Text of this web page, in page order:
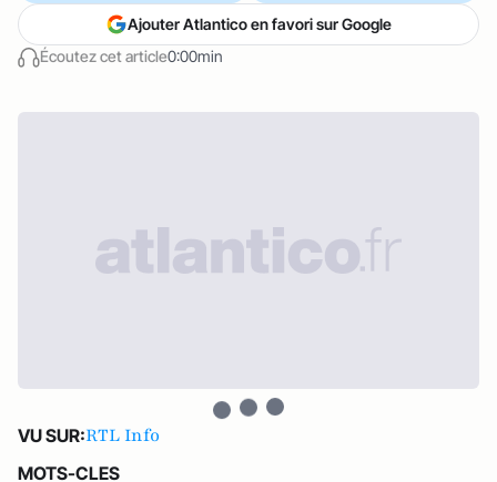
Écoutez cet article0:00min
Ajouter Atlantico en favori sur Google
VU SUR:RTL Info
MOTS-CLES